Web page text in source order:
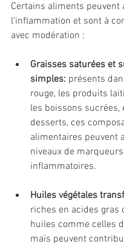
Certains aliments peuvent
l'inflammation et sont à
avec modération :
Graisses saturées et
simples: présents
rouge, les produits
les boissons sucrées,
desserts, ces
alimentaires peuvent
niveaux de marqueurs
inflammatoires.
Huiles végétales
riches en acides gras
huiles comme celles
maïs peuvent